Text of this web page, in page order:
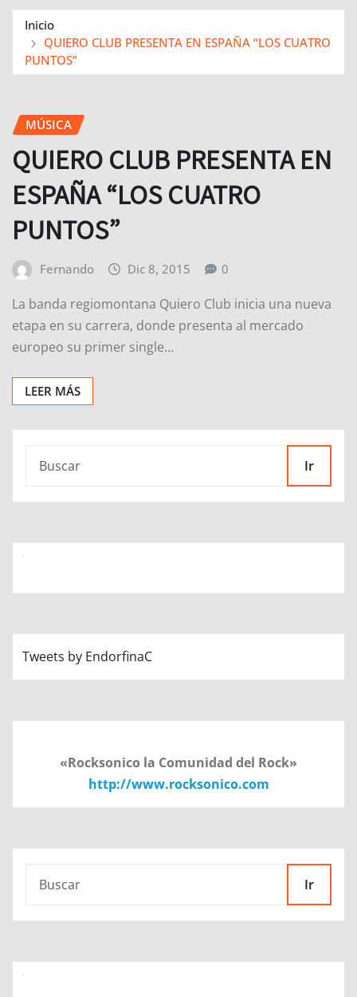
Inicio
QUIERO CLUB PRESENTA EN ESPAÑA “LOS CUATRO
PUNTOS”
MÚSICA
QUIERO CLUB PRESENTA EN
ESPAÑA “LOS CUATRO
PUNTOS”
Fernando Dic 8, 2015 0
La banda regiomontana Quiero Club inicia una nueva
etapa en su carrera, donde presenta al mercado
europeo su primer single…
LEER MÁS
Ir
Tweets by EndorfinaC
«Rocksonico la Comunidad del Rock»
http://www.rocksonico.com
Ir